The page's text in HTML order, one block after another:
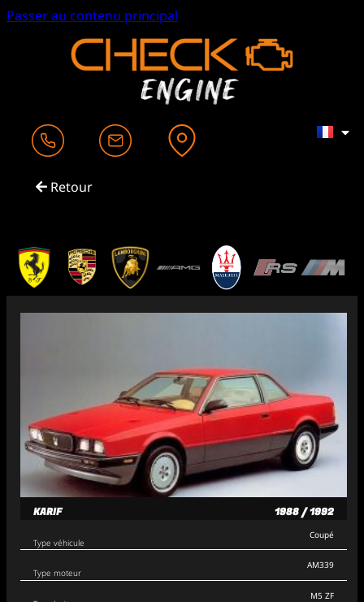
Passer au contenu principal
Retour
KARIF 1988 / 1992
Type véhicule
Type moteur
Coupé
AM339
M5 ZF